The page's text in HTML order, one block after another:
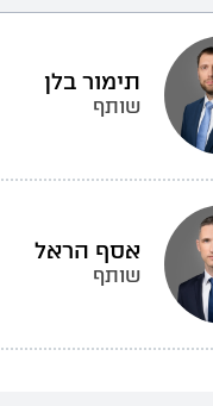
תימור בלן
שותף
אסף הראל
שותף